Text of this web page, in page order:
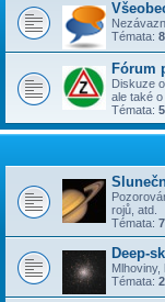
Témata:
Fórum
Diskuze
ale také
Témata:
rojů, atd.
Témata:
Deep-
Mlhoviny,
Témata: